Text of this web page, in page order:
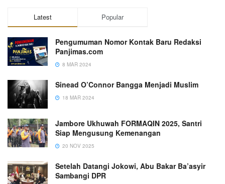
Latest Popular
Pengumuman Nomor Kontak Baru Redaksi
Panjimas.com
8 MAR 2024
Sinead O’Connor Bangga Menjadi Muslim
18 MAR 2024
Jambore Ukhuwah FORMAQIN 2025, Santri
Siap Mengusung Kemenangan
20 NOV 2025
Setelah Datangi Jokowi, Abu Bakar Ba’asyir
Sambangi DPR